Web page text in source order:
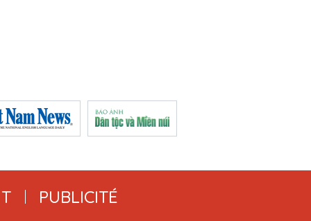
PUBLICITÉ